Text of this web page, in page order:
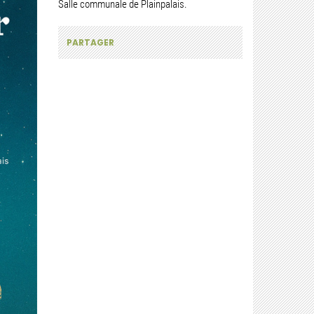
Salle communale de Plainpalais.
PARTAGER